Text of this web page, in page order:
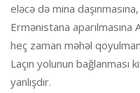
eləcə də mina
Ermənistana
heç zaman məhəl
Laçın yolunun
yanlışdır.